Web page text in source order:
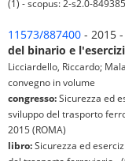
(1) - scopus: 2-s2.0-
11573/887400 - 2015 -
del binario e
Licciardello, Riccardo;
convegno in volume
congresso:Sicurezza ed
sviluppo del trasporto
2015 (ROMA)
libro:Sicurezza ed